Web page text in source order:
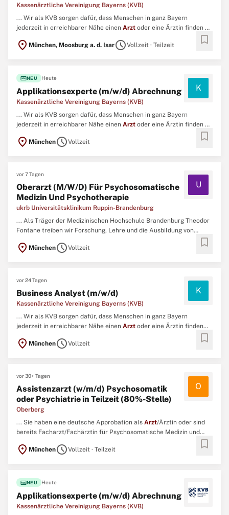
Kassenärztliche Vereinigung Bayerns (KVB)
... Wir als KVB sorgen dafür, dass Menschen in ganz Bayern
jederzeit in erreichbarer Nähe einen Arzt oder eine Ärztin finden –
location_on München, Moosburg a. d. IsarscheduleVollzeit · Teilzeit bookmark
fiber_newNEU Heute
Applikationsexperte (m/w/d) Abrechnung
Kassenärztliche Vereinigung Bayerns (KVB)
K
... Wir als KVB sorgen dafür, dass Menschen in ganz Bayern
jederzeit in erreichbarer Nähe einen Arzt oder eine Ärztin finden –
location_on MünchenscheduleVollzeit bookmark
vor 7 Tagen
Oberarzt (M/W/D) Für Psychosomatische
Medizin Und Psychotherapie
ukrb Universitätsklinikum Ruppin-Brandenburg
U
... Als Träger der Medizinischen Hochschule Brandenburg Theodor
Fontane treiben wir Forschung, Lehre und die Ausbildung von
*innen voran, um die Medizin der Zukunft aktiv mitzugestalten.\
N Wir bieten Ihnen Verantwortung, Entwicklungsperspektiven und
location_on MünchenscheduleVollzeit bookmark
vor 24 Tagen
Business Analyst (m/w/d)
Kassenärztliche Vereinigung Bayerns (KVB)
K
... Wir als KVB sorgen dafür, dass Menschen in ganz Bayern
jederzeit in erreichbarer Nähe einen Arzt oder eine Ärztin finden
Vergewissern Sie sich, dass Sie die für diese Stelle erforderlichen
Fähigkeiten und Erfahrungen mitbringen, und bewerben Sie sich
location_on MünchenscheduleVollzeit bookmark
vor 30+ Tagen
Assistenzarzt (w/m/d) Psychosomatik
oder Psychiatrie in Teilzeit (80%-Stelle)
Oberberg
O
... Sie haben eine deutsche Approbation als Arzt/Ärztin oder sind
bereits Facharzt/Fachärztin für Psychosomatische Medizin und
Psychotherapie oder für Psychiatrie und Psychotherapie und haben
Freude an der Arbeit im Team und an multiprofessioneller
location_on MünchenscheduleVollzeit · Teilzeit bookmark
fiber_newNEU Heute
Applikationsexperte (m/w/d) Abrechnung
Kassenärztliche Vereinigung Bayerns (KVB)